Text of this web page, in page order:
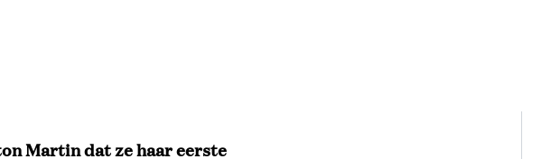
Martin dat ze haar eerste